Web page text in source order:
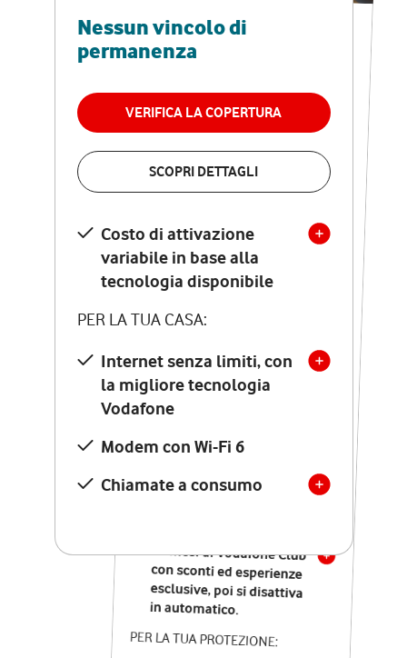
Nessun vincolo di
permanenza
VERIFICA LA COPERTURA
SCOPRI DETTAGLI
Costo di attivazione
variabile in base alla
tecnologia disponibile
PER LA TUA CASA:
Internet senza limiti, con
la migliore tecnologia
Vodafone
Modem con Wi-Fi 6
Chiamate a consumo
RETE FISSA + VODAFONE CLUB
29,95€
permanenza
VERIFICA LA COPERTURA
Costo di attivazione
variabile in base alla
tecnologia disponibile
PER LA TUA CASA:
Internet senza limiti, con
la migliore tecnologia
Vodafone
Modem Seven con Wi-Fi 7
Chiamate illimitate verso
numeri fissi e mobili
nazionali
12 mesi di Vodafone Club
con sconti ed esperienze
esclusive, poi si disattiva
in automatico.
PER LA TUA PROTEZIONE: